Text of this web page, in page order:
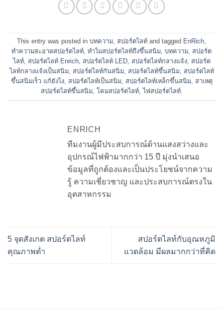
This entry was posted in บทความ, สปอร์ตไลท์ and tagged EnRich,
ทำความสะอาดสปอร์ตไลท์, ทำไมสปอร์ตไลท์ถึงขึ้นสนิม, บทความ, สปอร์ต
ไลท์, สปอร์ตไลท์ Enrich, สปอร์ตไลท์ LED, สปอร์ตไลท์กลางแจ้ง, สปอร์ต
ไลท์กลางแจ้งเป็นสนิม, สปอร์ตไลท์กันสนิม, สปอร์ตไลท์ขึ้นสนิม, สปอร์ตไลท์
ขึ้นสนิมเร็ว แก้ยังไง, สปอร์ตไลท์เป็นสนิม, สปอร์ตไลท์เหล็กขึ้นสนิม, สาเหตุ
สปอร์ตไลท์ขึ้นสนิม, โคมสปอร์ตไลท์,ไฟสปอร์ตไลท์.
ENRICH
ทีมงานผู้มีประสบการณ์ด้านแสงสว่างและ
อุปกรณ์ไฟฟ้ามากกว่า 15 ปี มุ่งนำเสนอ
ข้อมูลที่ถูกต้องและเป็นประโยชน์จากความ
รู้ ความเชี่ยวชาญ และประสบการณ์ตรงใน
อุตสาหกรรม
5 จุดสังเกต สปอร์ตไลท์
คุณภาพต่ำ
สปอร์ตไลท์กับอุณหภูมิ
แวดล้อม มีผลมากกว่าที่คิด